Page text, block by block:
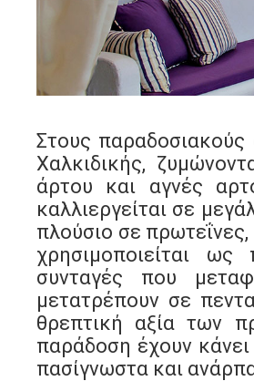
Στους
Χαλκιδικής,
άρτου και αγνές
καλλιεργείται σε
πλούσιο σε πρωτεΐνες,
χρησιμοποιείται
συνταγές που
μετατρέπουν σε
θρεπτική αξία των
παράδοση έχουν
πασίγνωστα και